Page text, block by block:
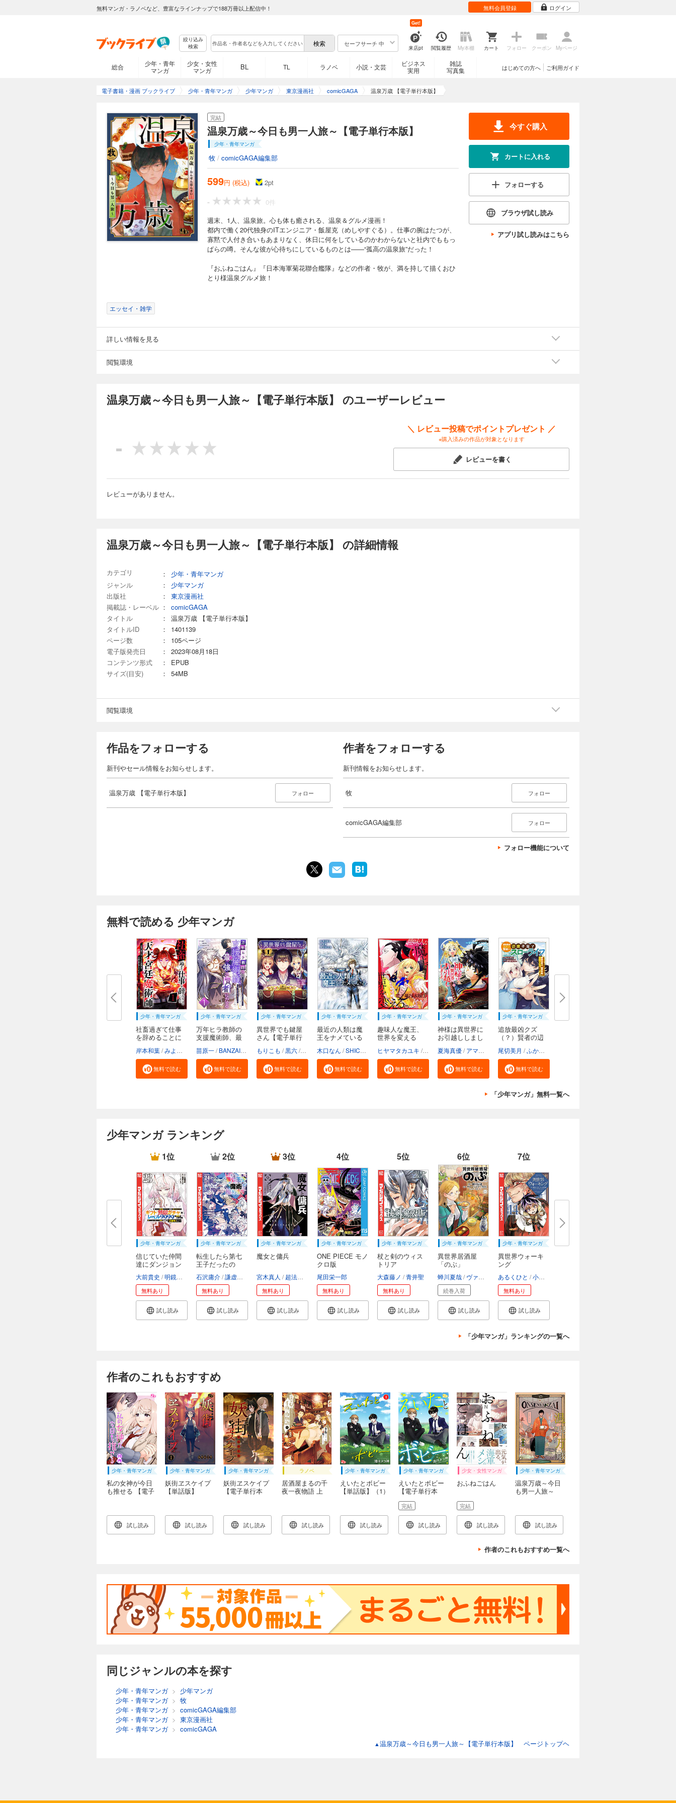
無料マンガ・ラノベなど、豊富なラインナップで188万冊以上配信中！ 無料会員登録 ログイン
絞り込み
検索
セーフサーチ 中
来店pt
Get!
閲覧履歴 My本棚 カート フォロー クーポン Myページ
総合
少年・青年
マンガ
少女・女性
マンガ
BL TL ラノベ 小説・文芸
ビジネス
実用
雑誌
写真集
ご利用ガイド
はじめての方へ
電子書籍・漫画 ブックライブ 少年・青年マンガ 少年マンガ 東京漫画社 comicGAGA 温泉万歳 【電子単行本版】
完結
温泉万歳～今日も男一人旅～【電子単行本版】
少年・青年マンガ
牧 / comicGAGA編集部
599円 (税込) 2pt
-
0件
週末、1人、温泉旅。心も体も癒される、温泉＆グルメ漫画！
都内で働く20代独身のITエンジニア・飯屋克（めしやすぐる）。仕事の腕はたつが、
寡黙で人付き合いもあまりなく、休日に何をしているのかわからないと社内でももっ
ぱらの噂。そんな彼が心待ちにしているものとは——“孤高の温泉旅”だった！
『おふねごはん』『日本海軍菊花聯合艦隊』などの作者・牧が、満を持して描くおひ
とり様温泉グルメ旅！
今すぐ購入
カートに入れる
フォローする
ブラウザ試し読み
アプリ試し読みはこちら
エッセイ・雑学
詳しい情報を見る
閲覧環境
温泉万歳～今日も男一人旅～【電子単行本版】 のユーザーレビュー
-
＼ レビュー投稿でポイントプレゼント ／
※購入済みの作品が対象となります
レビューを書く
レビューがありません。
温泉万歳～今日も男一人旅～【電子単行本版】 の詳細情報
カテゴリ ：
少年・青年マンガ
ジャンル
：
少年マンガ
出版社
：
東京漫画社
掲載誌・レーベル ：
comicGAGA
タイトル
：
温泉万歳 【電子単行本版】
タイトルID
：
1401139
ページ数
：
105ページ
電子版発売日
：
2023年08月18日
コンテンツ形式
：
EPUB
サイズ(目安)
： 54MB
閲覧環境
作品をフォローする
新刊やセール情報をお知らせします。
温泉万歳 【電子単行本版】 フォロー
作者をフォローする
新刊情報をお知らせします。
牧 フォロー
comicGAGA編集部 フォロー
フォロー機能について
無料で読める 少年マンガ
少年・青年マンガ
社畜過ぎて仕事
を辞めることに
岸本和葉 みよしふるまち booklistaSTUDIO
無料で読む
少年・青年マンガ
万年ヒラ教師の
支援魔術師、最
苗原一 BANZAI3 booklistaSTUDIO
無料で読む
少年・青年マンガ
異世界でも鍵屋
さん【電子単行
もりこも 黒六 如月瑞
無料で読む
少年・青年マンガ
最近の人類は魔
王をナメている
木口なん SHICON 夕霧
無料で読む
少年・青年マンガ
趣味人な魔王、
世界を変える
ヒヤマタカユキ
無料で読む
少年・青年マンガ
神様は異世界に
お引越ししまし
夏海真優 アマラ 乃希
無料で読む
少年・青年マンガ
追放最凶クズ
（？）賢者の辺
尾切美月 ふか田さめたろう
無料で読む
「少年マンガ」無料一覧へ
少年マンガ ランキング
1位
少年・青年マンガ
信じていた仲間
達にダンジョン
大前貴史 明鏡シスイ tef
無料あり
試し読み
2位
少年・青年マンガ
転生したら第七
王子だったの
石沢庸介 謙虚なサークル メル。
無料あり
試し読み
3位
少年・青年マンガ
魔女と傭兵
宮木真人 超法規的かえる 叶世べんち
無料あり
試し読み
4位
少年・青年マンガ
ONE PIECE モノ
クロ版
尾田栄一郎
無料あり
試し読み
5位
少年・青年マンガ
杖と剣のウィス
トリア
大森藤ノ 青井聖
無料あり
試し読み
6位
少年・青年マンガ
異世界居酒屋
「のぶ」
蝉川夏哉 ヴァージニア二等兵 転
続巻入荷
試し読み
7位
少年・青年マンガ
異世界ウォーキ
ング
あるくひと 小川慧
無料あり
試し読み
「少年マンガ」ランキングの一覧へ
作者のこれもおすすめ
少年・青年マンガ
私の女神が今日
も推せる 【電子
試し読み
少年・青年マンガ
妖街ヱスケイプ
【単話版】
試し読み
少年・青年マンガ
妖街ヱスケイプ
【電子単行本
試し読み
ラノベ
居酒屋まるの千
夜一夜物語 上
試し読み
少年・青年マンガ
えいたとボビー
【単話版】（1）
試し読み
少年・青年マンガ
えいたとボビー
【電子単行本
版】
完結
試し読み
少女・女性マンガ
おふねごはん
完結
試し読み
少年・青年マンガ
温泉万歳～今日
も男一人旅～
試し読み
作者のこれもおすすめ一覧へ
同じジャンルの本を探す
少年・青年マンガ> 少年マンガ
少年・青年マンガ> 牧
少年・青年マンガ> comicGAGA編集部
少年・青年マンガ> 東京漫画社
少年・青年マンガ> comicGAGA
▲温泉万歳～今日も男一人旅～【電子単行本版】 ページトップヘ